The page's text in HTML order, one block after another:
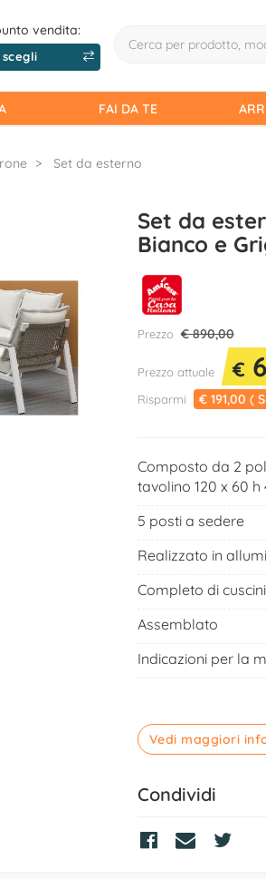
vendita:
scegli
FAI DA TE
Set da esterno
Set da
Bianco e
Prezzo € 890,00
Prezzo attuale €
Risparmi € 191,00 (
Composto da 2
tavolino 120 x 60 h
5 posti a sedere
Realizzato in
Completo di
Assemblato
Indicazioni per la
Vedi maggiori
Condividi